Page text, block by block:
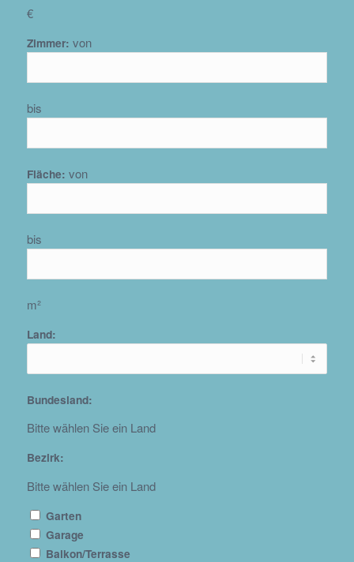
€
Zimmer: von
bis
Fläche: von
bis
m²
Land:
Bundesland:
Bitte wählen Sie ein Land
Bezirk:
Bitte wählen Sie ein Land
Garten
Garage
Balkon/Terrasse